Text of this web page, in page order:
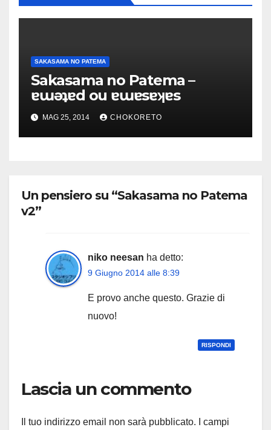
SAKASAMA NO PATEMA
Sakasama no Patema –
ɐɯǝʇɐd ou ɐɯɐsɐʞɐs
MAG 25, 2014 CHOKORETO
Un pensiero su “Sakasama no Patema
v2”
niko neesan ha detto:
9 Giugno 2014 alle 8:39
E provo anche questo. Grazie di
nuovo!
RISPONDI
Lascia un commento
Il tuo indirizzo email non sarà pubblicato.
I campi